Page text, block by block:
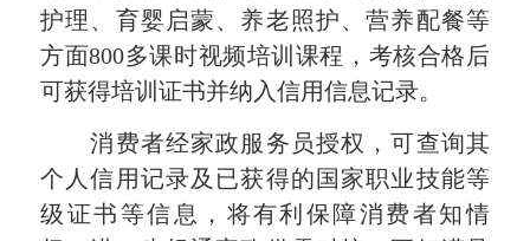
护理、育婴启蒙、养老照护、营养配餐等
方面800多课时视频培训课程，考核合格后
可获得培训证书并纳入信用信息记录。
消费者经家政服务员授权，可查询其
个人信用记录及已获得的国家职业技能等
级证书等信息，将有利保障消费者知情